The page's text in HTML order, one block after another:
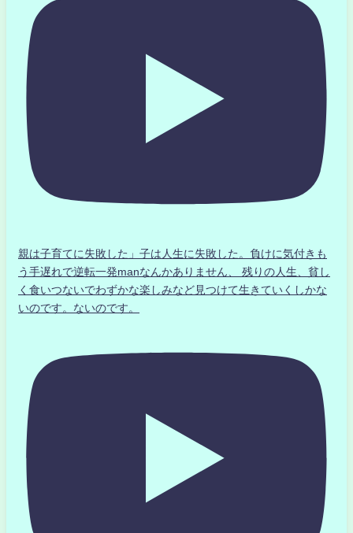
親は子育てに失敗した」子は人生に失敗した。負けに気付きも
う手遅れで逆転一発manなんかありません、 残りの人生、貧し
く食いつないでわずかな楽しみなど見つけて生きていくしかな
いのです。ないのです。